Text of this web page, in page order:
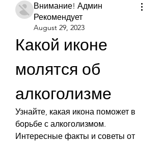
Внимание! Админ
Рекомендует
August 29, 2023
Какой иконе
молятся об
алкоголизме
Узнайте, какая икона поможет в
борьбе с алкоголизмом.
Интересные факты и советы от